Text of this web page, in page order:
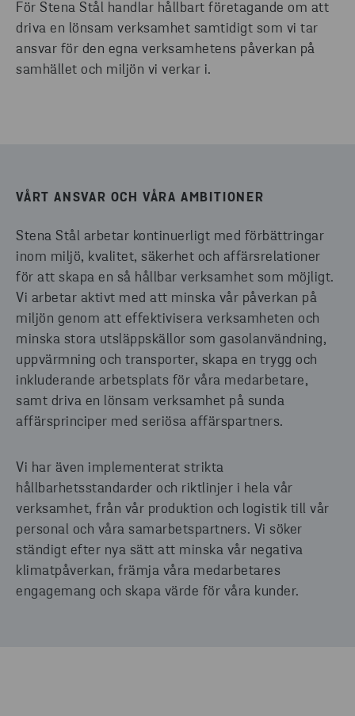
För Stena Stål handlar hållbart företagande om att
driva en lönsam verksamhet samtidigt som vi tar
ansvar för den egna verksamhetens påverkan på
samhället och miljön vi verkar i.
VÅRT ANSVAR OCH VÅRA AMBITIONER
Stena Stål arbetar kontinuerligt med förbättringar
inom miljö, kvalitet, säkerhet och affärsrelationer
för att skapa en så hållbar verksamhet som möjligt.
Vi arbetar aktivt med att minska vår påverkan på
miljön genom att effektivisera verksamheten och
minska stora utsläppskällor som gasolanvändning,
uppvärmning och transporter, skapa en trygg och
inkluderande arbetsplats för våra medarbetare,
samt driva en lönsam verksamhet på sunda
affärsprinciper med seriösa affärspartners.
Vi har även implementerat strikta
hållbarhetsstandarder och riktlinjer i hela vår
verksamhet, från vår produktion och logistik till vår
personal och våra samarbetspartners. Vi söker
ständigt efter nya sätt att minska vår negativa
klimatpåverkan, främja våra medarbetares
engagemang och skapa värde för våra kunder.
ROHS DEKLARATION
KONFLIKTMINERALDEKLARATION
ARMERINGSVERKSTÄDER